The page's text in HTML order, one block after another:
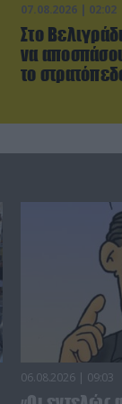
07.08.2026 | 02:02
Στο
να
το
06.08.2026 | 09:03